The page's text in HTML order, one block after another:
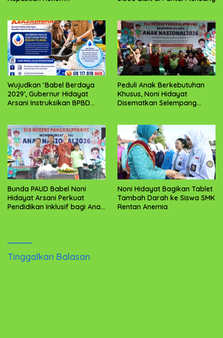
Babel
Wujudkan ‘Babel Berdaya
2029’, Gubernur Hidayat
Arsani Instruksikan BPBD
Peduli Anak Berkebutuhan
Khusus, Noni Hidayat
Disematkan Selempang
Bunda PAUD Babel Noni
Hidayat Arsani Perkuat
Pendidikan Inklusif bagi Anak
Noni Hidayat Bagikan Tablet
Tambah Darah ke Siswa SMK
Rentan Anemia
Tinggalkan Balasan